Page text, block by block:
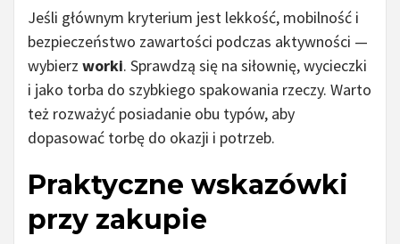
Jeśli głównym kryterium jest lekkość, mobilność i
bezpieczeństwo zawartości podczas aktywności —
wybierz worki. Sprawdzą się na siłownię, wycieczki
i jako torba do szybkiego spakowania rzeczy. Warto
też rozważyć posiadanie obu typów, aby
dopasować torbę do okazji i potrzeb.
Praktyczne wskazówki
przy zakupie